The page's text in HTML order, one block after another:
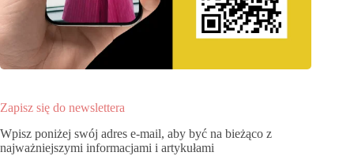
Zapisz się do newslettera
Wpisz poniżej swój adres e-mail, aby być na bieżąco z
najważniejszymi informacjami i artykułami